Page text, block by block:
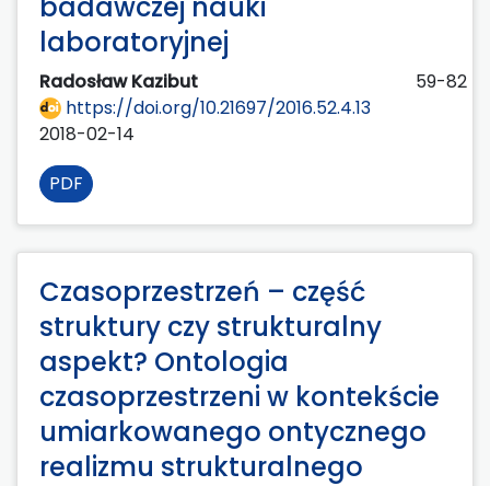
laboratoryjnej
Radosław Kazibut
59-82
https://doi.org/10.21697/2016.52.4.13
2018-02-14
PDF
Czasoprzestrzeń – część
struktury czy strukturalny
aspekt? Ontologia
czasoprzestrzeni w kontekście
umiarkowanego ontycznego
realizmu strukturalnego